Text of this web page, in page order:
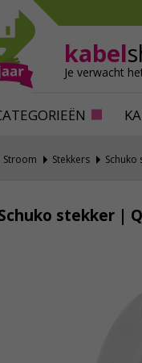
kabel
Je verwacht
verjagen
bestrijden
verjagen
ongedierte
Stroom Stekkers Schuko
stekker |